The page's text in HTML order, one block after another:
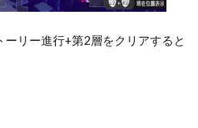
ーリー進行+第2層をクリアすると